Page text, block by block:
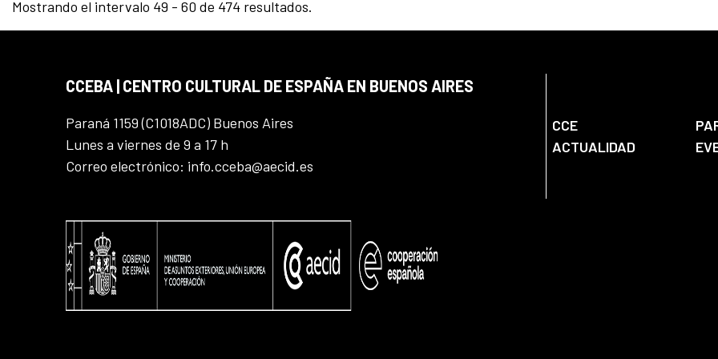
Mostrando el intervalo 49 - 60 de 474 resultados.
CCEBA | CENTRO CULTURAL DE ESPAÑA EN BUENOS AIRES
Paraná 1159 (C1018ADC) Buenos Aires
Lunes a viernes de 9 a 17 h
Correo electrónico: info.cceba@aecid.es
CCE
ACTUALIDAD